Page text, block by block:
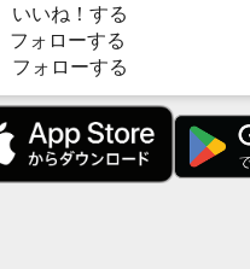
いいね！する
ォローする
フォローする